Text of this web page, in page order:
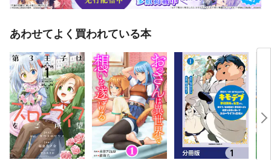
あわせてよく買われている本